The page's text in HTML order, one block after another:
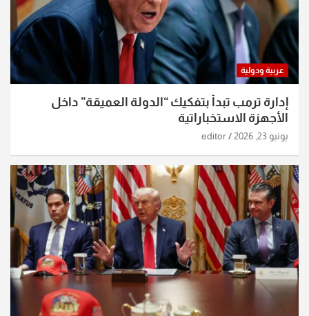
عربية ودولية
إدارة ترمب تبدأ بتفكيك “الدولة العميقة” داخل
الأجهزة الاستخباراتية
يونيو 23, 2026 editor